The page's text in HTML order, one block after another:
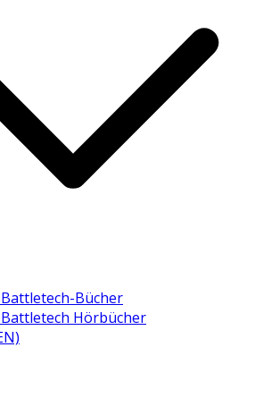
Bücher
Hörbücher